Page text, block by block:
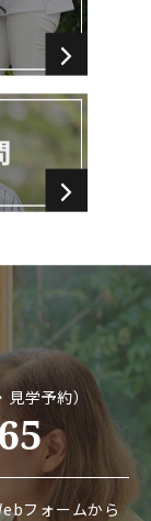
見学予約）
フォームから